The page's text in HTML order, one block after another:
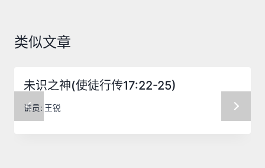
类似文章
未识之神(使徒行传17:22-25)
讲员: 王锐